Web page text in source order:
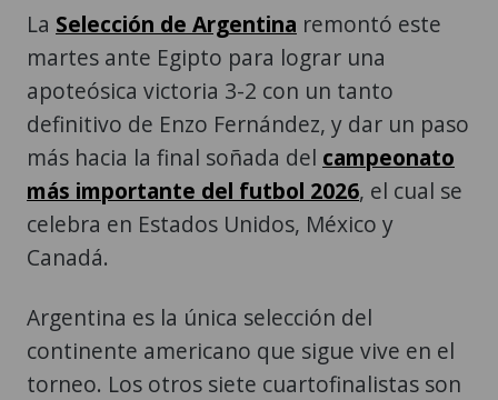
La Selección de Argentina remontó este
martes ante Egipto para lograr una
apoteósica victoria 3-2 con un tanto
definitivo de Enzo Fernández, y dar un paso
más hacia la final soñada del campeonato
más importante del futbol 2026, el cual se
celebra en Estados Unidos, México y
Canadá.
Argentina es la única selección del
continente americano que sigue vive en el
torneo. Los otros siete cuartofinalistas son